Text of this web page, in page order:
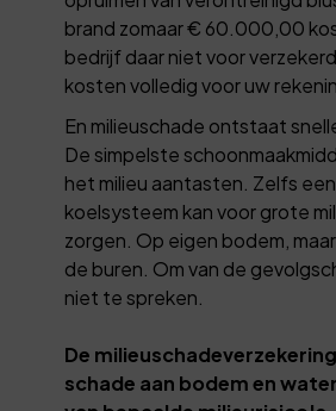
brand zomaar € 60.000,00
bedrijf daar niet voor
kosten volledig voor uw
En milieuschade ontstaat
De simpelste
het milieu aantasten. Zelfs
koelsysteem kan voor grote
zorgen. Op eigen bodem,
de buren. Om van de
niet te spreken.
De
schade aan bodem en